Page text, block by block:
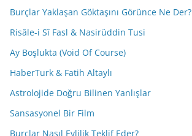
Burçlar Yaklaşan Göktaşını Görünce Ne Der?
Risâle-i Sî Fasl & Nasirüddin Tusi
Ay Boşlukta (Void Of Course)
HaberTurk & Fatih Altaylı
Astrolojide Doğru Bilinen Yanlışlar
Sansasyonel Bir Film
Burçlar Nasıl Evlilik Teklif Eder?